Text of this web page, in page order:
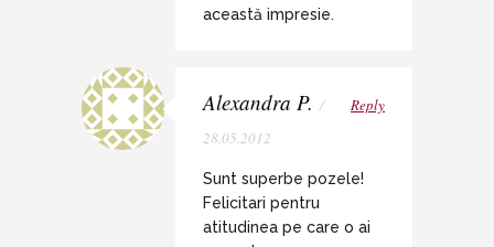
această impresie.
Alexandra P. /
28.05.2012
Reply
Sunt superbe pozele!
Felicitari pentru
atitudinea pe care o ai